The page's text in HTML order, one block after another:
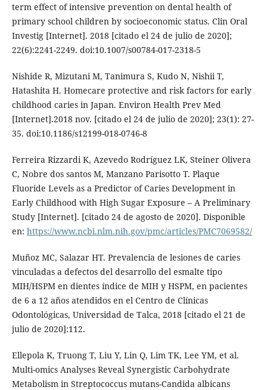
term effect of intensive prevention on dental health of
primary school children by socioeconomic status. Clin Oral
Investig [Internet]. 2018 [citado el 24 de julio de 2020];
22(6):2241-2249. doi:10.1007/s00784-017-2318-5
Nishide R, Mizutani M, Tanimura S, Kudo N, Nishii T,
Hatashita H. Homecare protective and risk factors for early
childhood caries in Japan. Environ Health Prev Med
[Internet].2018 nov. [citado el 24 de julio de 2020]; 23(1): 27-
35. doi:10.1186/s12199-018-0746-8
Ferreira Rizzardi K, Azevedo Rodríguez LK, Steiner Olivera
C, Nobre dos santos M, Manzano Parisotto T. Plaque
Fluoride Levels as a Predictor of Caries Development in
Early Childhood with High Sugar Exposure – A Preliminary
Study [Internet]. [citado 24 de agosto de 2020]. Disponible
en: https://www.ncbi.nlm.nih.gov/pmc/articles/PMC7069582/
Muñoz MC, Salazar HT. Prevalencia de lesiones de caries
vinculadas a defectos del desarrollo del esmalte tipo
MIH/HSPM en dientes índice de MIH y HSPM, en pacientes
de 6 a 12 años atendidos en el Centro de Clínicas
Odontológicas, Universidad de Talca, 2018 [citado el 21 de
julio de 2020]:112.
Ellepola K, Truong T, Liu Y, Lin Q, Lim TK, Lee YM, et al.
Multi-omics Analyses Reveal Synergistic Carbohydrate
Metabolism in Streptococcus mutans-Candida albicans